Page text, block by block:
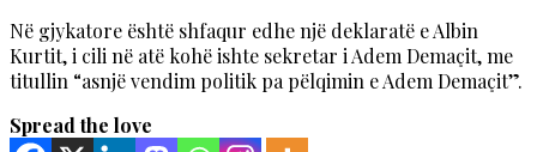
Në gjykatore është shfaqur edhe një deklaratë e Albin
Kurtit, i cili në atë kohë ishte sekretar i Adem Demaçit, me
titullin “asnjë vendim politik pa pëlqimin e Adem Demaçit”.
Spread the love